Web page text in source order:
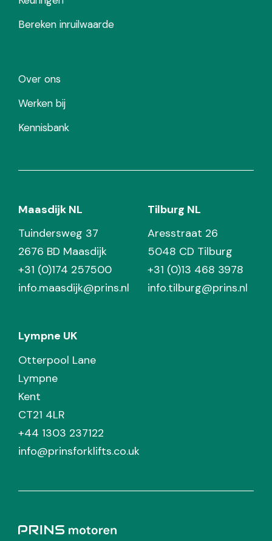
Bereken inruilwaarde
Over ons
Werken bij
Kennisbank
Maasdijk NL
Tuindersweg 37
2676 BD Maasdijk
+31 (0)174 257500
info.maasdijk@prins.nl
Tilburg NL
Aresstraat 26
5048 CD Tilburg
+31 (0)13 468 3978
info.tilburg@prins.nl
Lympne UK
Otterpool Lane
Lympne
Kent
CT21 4LR
+44 1303 237122
info@prinsforklifts.co.uk